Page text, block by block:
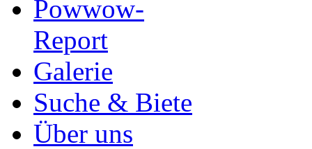
Powwow-
Report
Galerie
Suche & Biete
Über uns